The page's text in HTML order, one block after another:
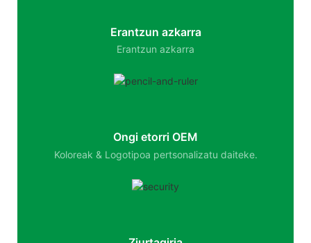
Erantzun azkarra
Erantzun azkarra
Ongi etorri OEM
Koloreak & Logotipoa pertsonalizatu daiteke.